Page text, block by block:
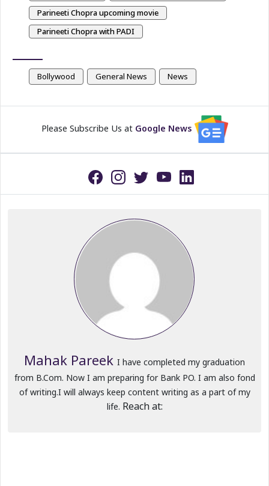
Parineeti Chopra upcoming movie
Parineeti Chopra with PADI
Bollywood General News News
Please Subscribe Us at Google News
Mahak Pareek I have completed my graduation
from B.Com. Now I am preparing for Bank PO. I am also fond
of writing.I will always keep content writing as a part of my
life. Reach at: